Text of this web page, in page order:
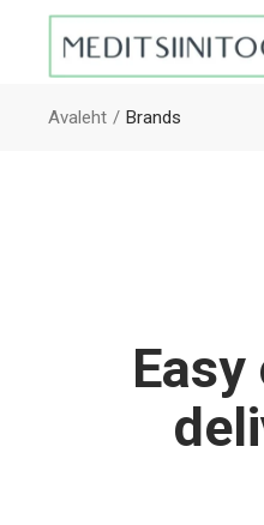
Avaleht Brands